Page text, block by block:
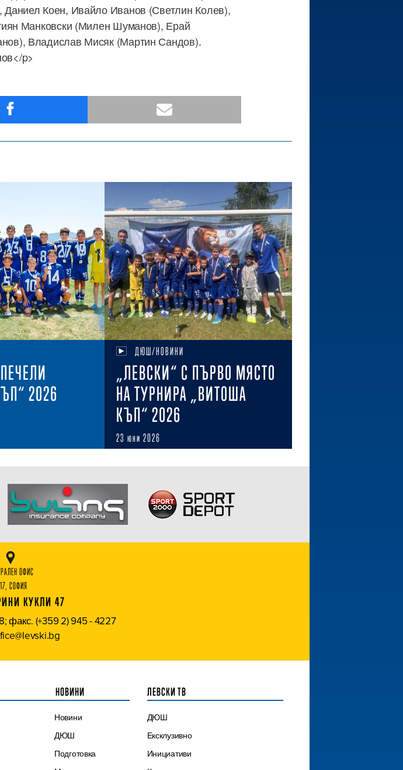
Коен, Ивайло Иванов (Светлин Колев),
Манковски (Милен Шуманов), Ерай
Владислав Мисяк (Мартин Сандов).
p>
2026
ДЮШ/НОВИНИ
„ЛЕВСКИ“ С ПЪРВО МЯСТО
НА ТУРНИРА „ВИТОША
КЪП“ 2026
23 юни 2026
ОФИС
СОФИЯ
КУКЛИ 47
факс. (+359 2) 945 - 4227
НОВИНИ
Новини
ДЮШ
Подготовка
ЛЕВСКИ ТВ
ДЮШ
Ексклузивно
Инициативи